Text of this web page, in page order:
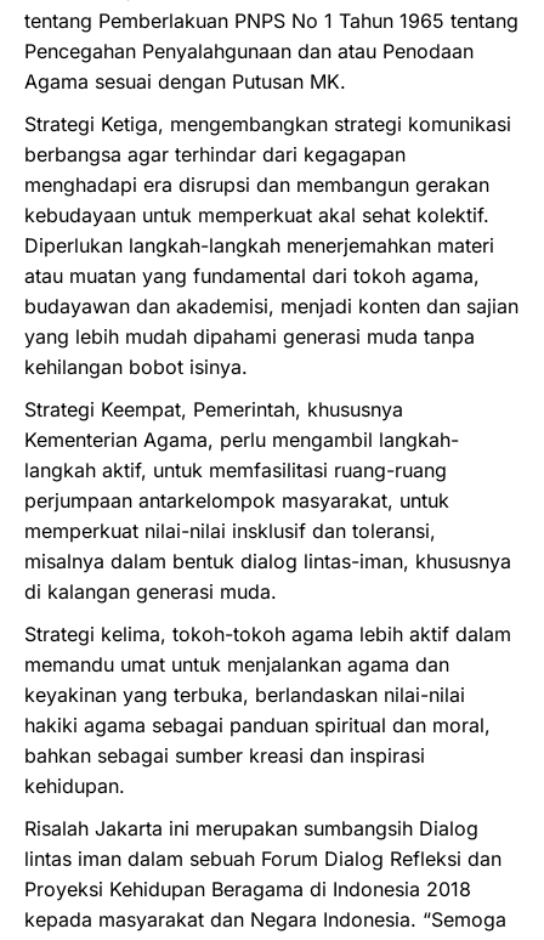
tentang Pemberlakuan PNPS No 1 Tahun 1965 tentang
Pencegahan Penyalahgunaan dan atau Penodaan
Agama sesuai dengan Putusan MK.
Strategi Ketiga, mengembangkan strategi komunikasi
berbangsa agar terhindar dari kegagapan
menghadapi era disrupsi dan membangun gerakan
kebudayaan untuk memperkuat akal sehat kolektif.
Diperlukan langkah-langkah menerjemahkan materi
atau muatan yang fundamental dari tokoh agama,
budayawan dan akademisi, menjadi konten dan sajian
yang lebih mudah dipahami generasi muda tanpa
kehilangan bobot isinya.
Strategi Keempat, Pemerintah, khususnya
Kementerian Agama, perlu mengambil langkah-
langkah aktif, untuk memfasilitasi ruang-ruang
perjumpaan antarkelompok masyarakat, untuk
memperkuat nilai-nilai insklusif dan toleransi,
misalnya dalam bentuk dialog lintas-iman, khususnya
di kalangan generasi muda.
Strategi kelima, tokoh-tokoh agama lebih aktif dalam
memandu umat untuk menjalankan agama dan
keyakinan yang terbuka, berlandaskan nilai-nilai
hakiki agama sebagai panduan spiritual dan moral,
bahkan sebagai sumber kreasi dan inspirasi
kehidupan.
Risalah Jakarta ini merupakan sumbangsih Dialog
lintas iman dalam sebuah Forum Dialog Refleksi dan
Proyeksi Kehidupan Beragama di Indonesia 2018
kepada masyarakat dan Negara Indonesia. “Semoga